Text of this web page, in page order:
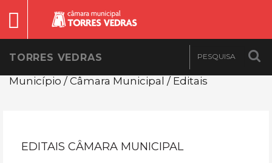
TORRES VEDRAS
Município / Câmara Municipal / Editais
EDITAIS CÂMARA MUNICIPAL